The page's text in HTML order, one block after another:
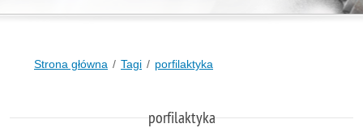
Strona główna Tagi porfilaktyka
porfilaktyka